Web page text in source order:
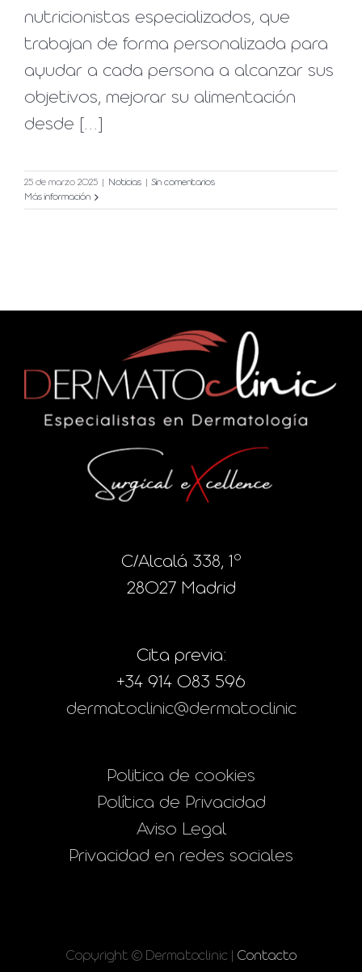
nutricionistas especializados, que
trabajan de forma personalizada para
ayudar a cada persona a alcanzar sus
objetivos, mejorar su alimentación
desde [...]
25 de marzo 2025 Noticias
Sin comentarios
Más información
C/Alcalá 338, 1º
28027 Madrid
Cita previa:
+34 914 083 596
dermatoclinic@dermatoclinic
Politica de cookies
Política de Privacidad
Aviso Legal
Privacidad en redes sociales
Copyright © Dermatoclinic | Contacto